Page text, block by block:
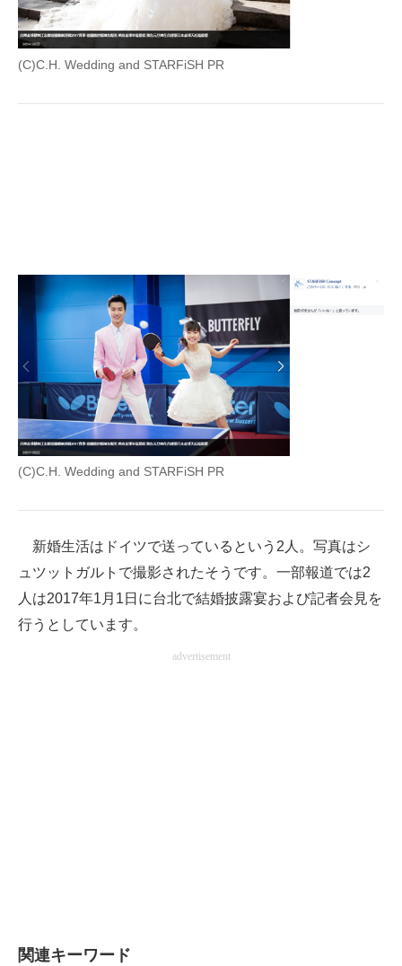
マーケ×ITの今がよく分かる
ITエンジニア向け専門サイト
電子設計の基本と応用
エネルギーの専門メディア
建設×テクノロジーの最前線
ちょっと気になるネットの話題
(C)C.H. Wedding and STARFiSH PR
(C)C.H. Wedding and STARFiSH PR
新婚生活はドイツで送っているという2人。写真はシ
ュツットガルトで撮影されたそうです。一部報道では2
人は2017年1月1日に台北で結婚披露宴および記者会見を
行うとしています。
advertisement
関連キーワード